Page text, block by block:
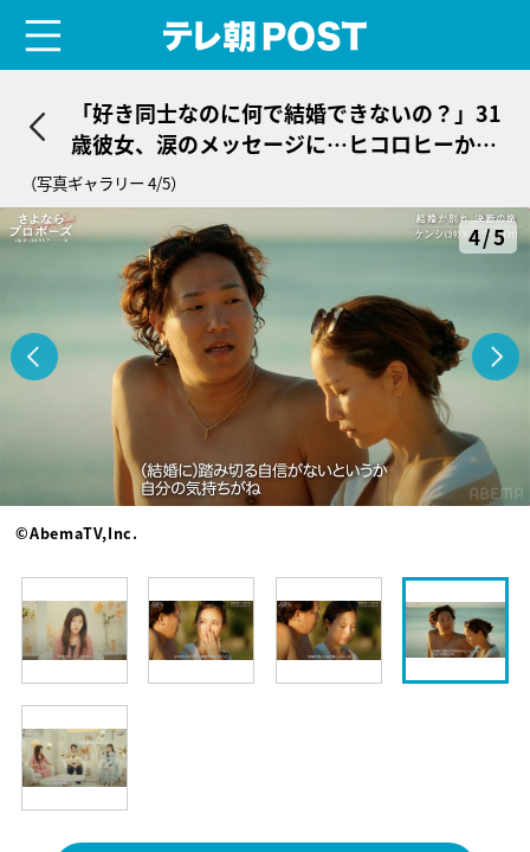
「好き同士なのに何で結婚できないの？」31
歳彼女、涙のメッセージに…ヒコロヒーから
愛ある一言「結婚せえ」
（写真ギャラリー 4/5）
4/5
©AbemaTV,Inc.